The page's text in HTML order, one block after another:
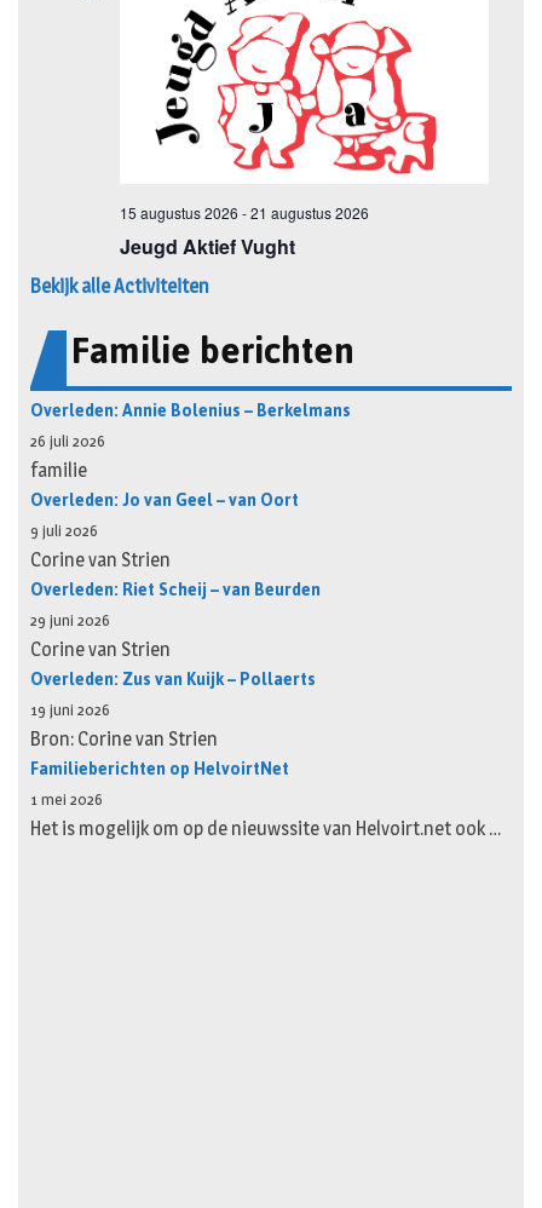
Bekijk alle Activiteiten
Familie berichten
Overleden: Annie Bolenius – Berkelmans
26 juli 2026
familie
Overleden: Jo van Geel – van Oort
9 juli 2026
Corine van Strien
Overleden: Riet Scheij – van Beurden
29 juni 2026
Corine van Strien
Overleden: Zus van Kuijk – Pollaerts
19 juni 2026
Bron: Corine van Strien
Familieberichten op HelvoirtNet
1 mei 2026
Het is mogelijk om op de nieuwssite van Helvoirt.net ook …